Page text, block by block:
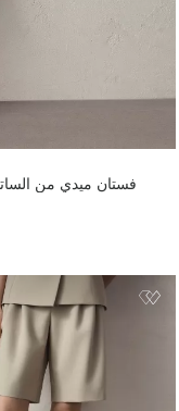
فستان ميدي من